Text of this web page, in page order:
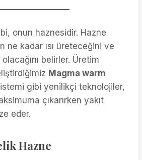
onun haznesidir. Hazne
ne kadar ısı üreteceğini ve
belirler. Üretim
Magma warm
gibi yenilikçi teknolojiler,
çıkarırken yakıt
eder.
Hazne